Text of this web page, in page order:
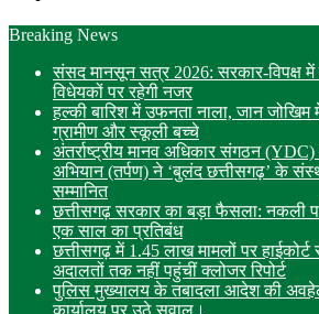
Breaking News
संसद मानसून सत्र 2026: सरकार-विपक्ष
विधेयकों पर रहेगी नजर
हल्की बारिश में उफनता नाला, जान
ग्रामीण और स्कूली बच्चे
अंतर्राष्ट्रीय मानव अधिकार संगठन
अभियान (तर्पण) ने ‘बुलंद छत्तीसगढ़’ के
सम्मानित
छत्तीसगढ़ सरकार का बड़ा फैसला: नकली
एक साल का प्रतिबंध
छत्तीसगढ़ में 1.45 लाख मामलों पर
अदालतों तक नहीं पहुंचीं क्लोजर रिपोर्ट
पुलिस मुख्यालय के तबादला आदेश की
कार्यालय पर उठे सवाल।